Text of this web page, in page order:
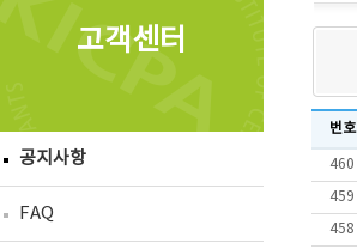
고객센터
공지사항
FAQ
번호
460
459
458